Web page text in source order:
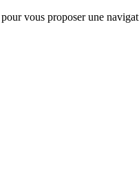
vous proposer une